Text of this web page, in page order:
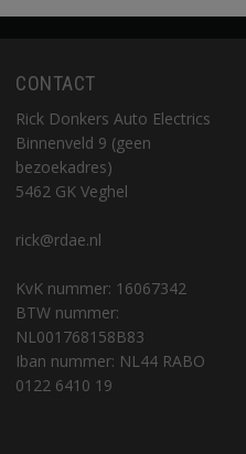
CONTACT
Rick Donkers Auto Electrics
Binnenveld 9 (geen
bezoekadres)
5462 GK Veghel
rick@rdae.nl
KvK nummer: 16067342
BTW nummer:
NL001768158B83
Iban nummer: NL44 RABO
0122 6410 19